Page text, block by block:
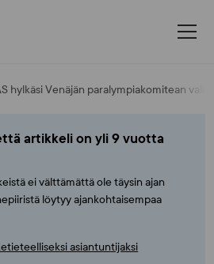
hylkäsi Venäjän paralympiakomitean
artikkeli on yli 9 vuotta
ei välttämättä ole täysin ajan
löytyy ajankohtaisempaa
asiantuntijaksi